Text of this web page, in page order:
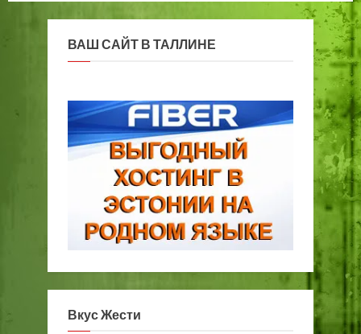
ВАШ САЙТ В ТАЛЛИНЕ
Вкус Жести